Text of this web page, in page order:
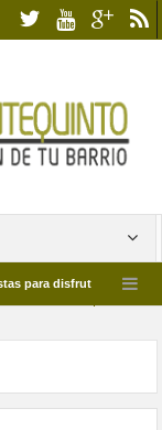
del deporte este